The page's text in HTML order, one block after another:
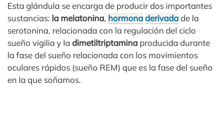
Esta glándula se encarga de producir dos importantes
sustancias: la melatonina, hormonaderivadade la
serotonina, relacionada con la regulación del ciclo
sueño vigilia y la dimetiltriptamina producida durante
la fase del sueño relacionada con los movimientos
oculares rápidos (sueño REM) que es la fase del sueño
en la que soñamos.